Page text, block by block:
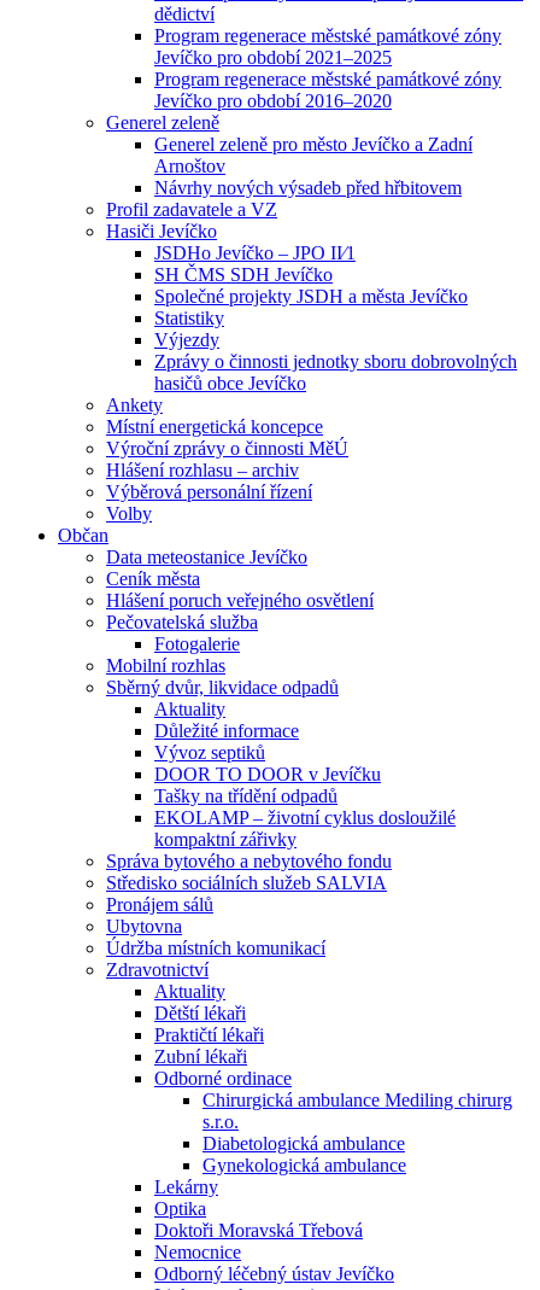
dědictví
Program regenerace městské památkové zóny
Jevíčko pro období 2021–2025
Program regenerace městské památkové zóny
Jevíčko pro období 2016–2020
Generel zeleně
Generel zeleně pro město Jevíčko a Zadní
Arnoštov
Návrhy nových výsadeb před hřbitovem
Profil zadavatele a VZ
Hasiči Jevíčko
JSDHo Jevíčko – JPO II⁄1
SH ČMS SDH Jevíčko
Společné projekty JSDH a města Jevíčko
Statistiky
Výjezdy
Zprávy o činnosti jednotky sboru dobrovolných
hasičů obce Jevíčko
Ankety
Místní energetická koncepce
Výroční zprávy o činnosti MěÚ
Hlášení rozhlasu – archiv
Výběrová personální řízení
Volby
Občan
Data meteostanice Jevíčko
Ceník města
Hlášení poruch veřejného osvětlení
Pečovatelská služba
Fotogalerie
Mobilní rozhlas
Sběrný dvůr, likvidace odpadů
Aktuality
Důležité informace
Vývoz septiků
DOOR TO DOOR v Jevíčku
Tašky na třídění odpadů
EKOLAMP – životní cyklus dosloužilé
kompaktní zářivky
Správa bytového a nebytového fondu
Středisko sociálních služeb SALVIA
Pronájem sálů
Ubytovna
Údržba místních komunikací
Zdravotnictví
Aktuality
Dětští lékaři
Praktičtí lékaři
Zubní lékaři
Odborné ordinace
Chirurgická ambulance Mediling chirurg
s.r.o.
Diabetologická ambulance
Gynekologická ambulance
Lekárny
Optika
Doktoři Moravská Třebová
Nemocnice
Odborný léčebný ústav Jevíčko